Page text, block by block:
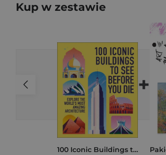
Kup w zestawie
100 Iconic Buildings to See Before You Die. Explore the World’s Most Amazing Architecture
+